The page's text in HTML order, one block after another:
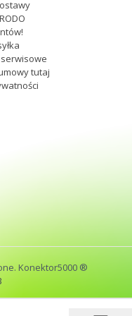
serwisowe
tutaj
Konektor5000 ®